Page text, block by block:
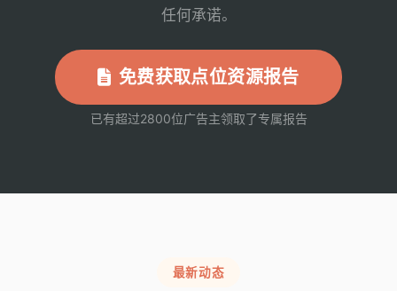
任何承诺。
免费获取点位资源报告
已有超过2800位广告主领取了专属报告
最新动态